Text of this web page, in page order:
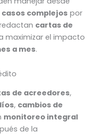
casos complejos por
cartas de
maximizar el impacto
a mes.
de acreedores,
, cambios de
monitoreo integral
de la